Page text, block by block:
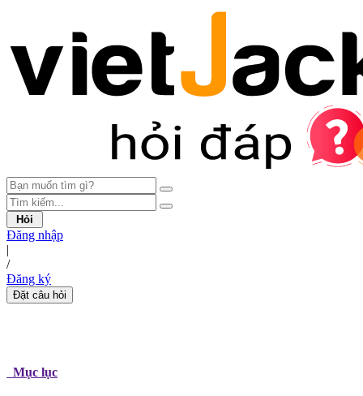
Hỏi
Đăng nhập
|
/
Đăng ký
Đặt câu hỏi
Mục lục